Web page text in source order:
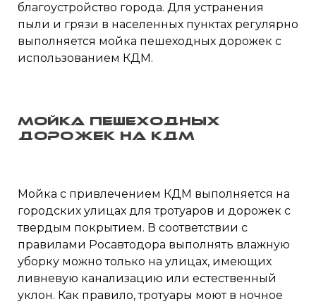
благоустройство города. Для устранения
пыли и грязи в населенных пунктах регулярно
выполняется мойка пешеходных дорожек с
использованием КДМ.
Мойка пешеходных
дорожек на КДМ
Мойка с привлечением КДМ выполняется на
городских улицах для тротуаров и дорожек с
твердым покрытием. В соответствии с
правилами Росавтодора выполнять влажную
уборку можно только на улицах, имеющих
ливневую канализацию или естественный
уклон. Как правило, тротуары моют в ночное